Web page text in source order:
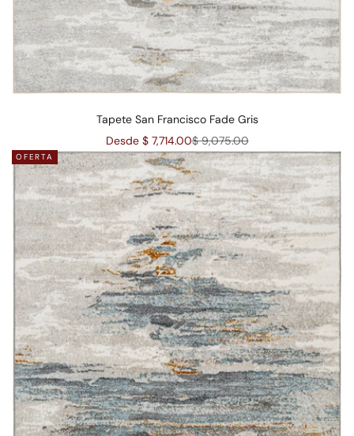
Tapete San Francisco Fade Gris
Precio de oferta
Desde $ 7,714.00Precio normal
$ 9,075.00
OFERTA